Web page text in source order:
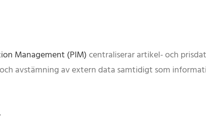
Management (PIM)centraliserar artikel- och
avstämning av extern data samtidigt som